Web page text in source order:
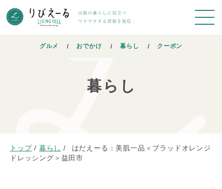
グルメ おでかけ 暮らし クーポン
暮らし
トップ / 暮らし /
はだえーる：美肌一品＜ブラッドオレンジ
ドレッシング＞益田市